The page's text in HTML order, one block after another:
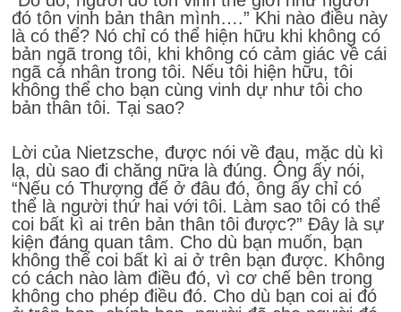
đó tôn vinh bản thân mình….” Khi nào điều này
là có thể? Nó chỉ có thể hiện hữu khi không có
bản ngã trong tôi, khi không có cảm giác về cái
ngã cá nhân trong tôi. Nếu tôi hiện hữu, tôi
không thể cho bạn cùng vinh dự như tôi cho
bản thân tôi. Tại sao?
Lời của Nietzsche, được nói về đau, mặc dù kì
lạ, dù sao đi chăng nữa là đúng. Ông ấy nói,
“Nếu có Thượng đế ở đâu đó, ông ấy chỉ có
thể là người thứ hai với tôi. Làm sao tôi có thể
coi bất kì ai trên bản thân tôi được?” Đây là sự
kiện đáng quan tâm. Cho dù bạn muốn, bạn
không thể coi bất kì ai ở trên bạn được. Không
có cách nào làm điều đó, vì cơ chế bên trong
không cho phép điều đó. Cho dù bạn coi ai đó